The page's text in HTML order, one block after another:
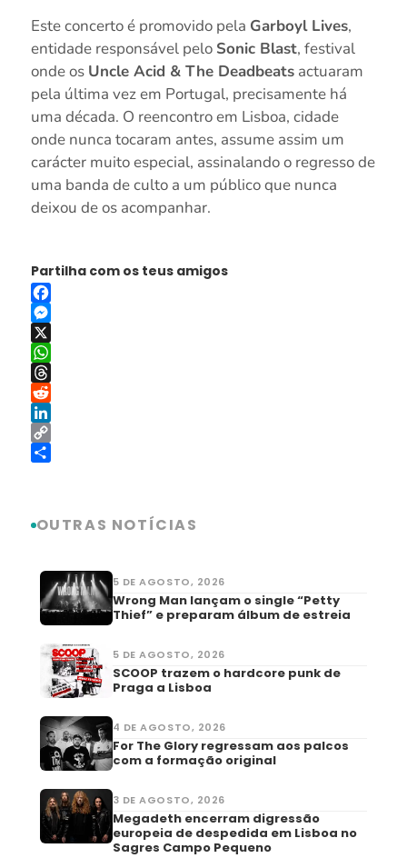
Este concerto é promovido pela Garboyl Lives,
entidade responsável pelo Sonic Blast, festival
onde os Uncle Acid & The Deadbeatsactuaram
pela última vez em Portugal, precisamente há
uma década. O reencontro em Lisboa, cidade
onde nunca tocaram antes, assume assim um
carácter muito especial, assinalando o regresso de
uma banda de culto a um público que nunca
deixou de os acompanhar.
Partilha com os teus amigos
Facebook
Messenger
X
WhatsApp
Threads
Reddit
LinkedIn
Copy
OUTRAS NOTÍCIAS
5 DE AGOSTO, 2026
Wrong Man lançam o single “Petty
Thief” e preparam álbum de estreia
5 DE AGOSTO, 2026
SCOOP trazem o hardcore punk de
Praga a Lisboa
4 DE AGOSTO, 2026
For The Glory regressam aos palcos
com a formação original
3 DE AGOSTO, 2026
Megadeth encerram digressão
europeia de despedida em Lisboa no
Sagres Campo Pequeno